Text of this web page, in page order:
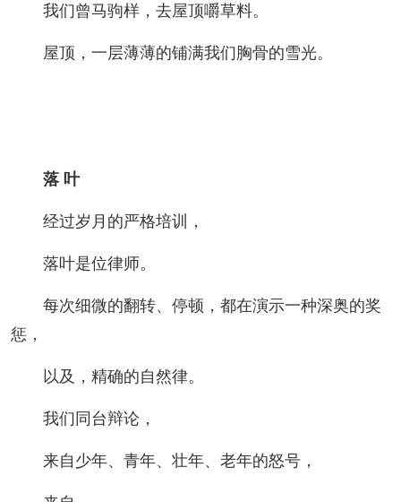
我们曾马驹样，去屋顶嚼草料。
屋顶，一层薄薄的铺满我们胸骨的雪光。
落 叶
经过岁月的严格培训，
落叶是位律师。
每次细微的翻转、停顿，都在演示一种深奥的奖
惩，
以及，精确的自然律。
我们同台辩论，
来自少年、青年、壮年、老年的怒号，